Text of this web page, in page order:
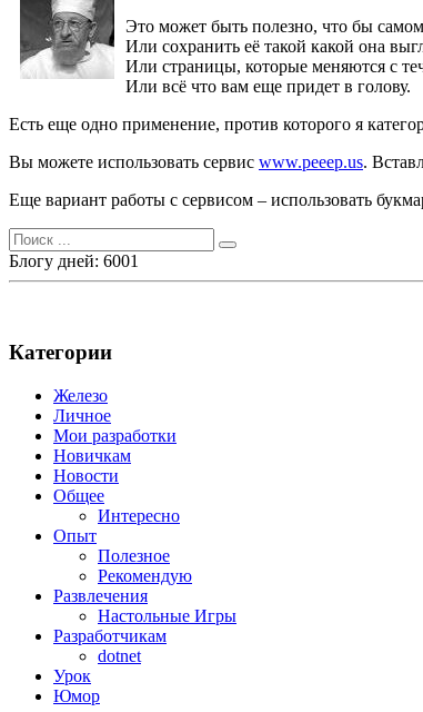
Это может быть полезно, что бы
Или сохранить её такой какой она
Или страницы, которые меняются с
Или всё что вам еще придет в голову.
Есть еще одно применение, против которого я
Вы можете использовать сервис www.peeep.us.
Еще вариант работы с сервисом – использовать
Поиск
для:
Блогу дней: 6001
Категории
Железо
Личное
Мои разработки
Новичкам
Новости
Общее
Интересно
Опыт
Полезное
Рекомендую
Развлечения
Настольные Игры
Разработчикам
dotnet
Урок
Юмор